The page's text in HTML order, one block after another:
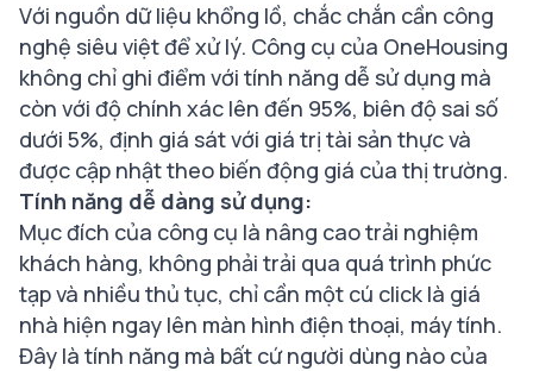
Với nguồn dữ liệu khổng lồ, chắc chắn cần công
nghệ siêu việt để xử lý. Công cụ của OneHousing
không chỉ ghi điểm với tính năng dễ sử dụng mà
còn với độ chính xác lên đến 95%, biên độ sai số
dưới 5%, định giá sát với giá trị tài sản thực và
được cập nhật theo biến động giá của thị trường.
Tính năng dễ dàng sử dụng:
Mục đích của công cụ là nâng cao trải nghiệm
khách hàng, không phải trải qua quá trình phức
tạp và nhiều thủ tục, chỉ cần một cú click là giá
nhà hiện ngay lên màn hình điện thoại, máy tính.
Đây là tính năng mà bất cứ người dùng nào của